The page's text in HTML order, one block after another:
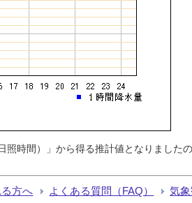
時間）」から得る推計値となりました
方へ よくある質問（FAQ） 気